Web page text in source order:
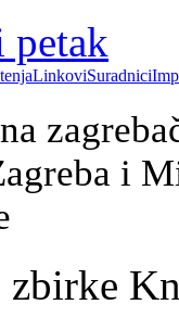
LinkoviSuradnici
i